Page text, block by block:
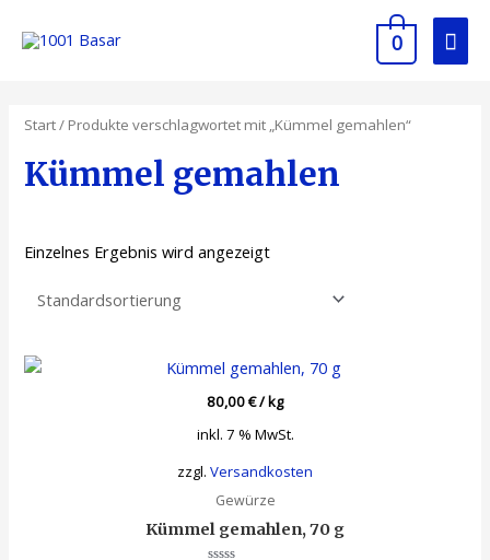
0
Start/ Produkte verschlagwortet mit „Kümmel gemahlen“
Kümmel gemahlen
Einzelnes Ergebnis wird angezeigt
80,00€/kg
inkl. 7 % MwSt.
zzgl. Versandkosten
Gewürze
Kümmel gemahlen, 70 g